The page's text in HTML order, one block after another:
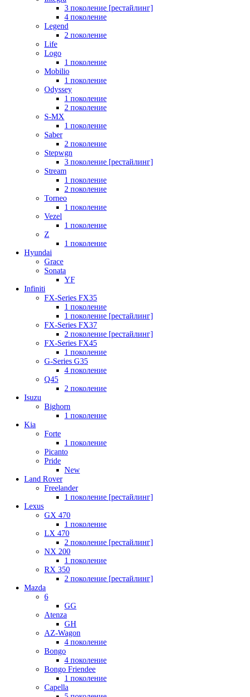
3 поколение [рестайлинг]
4 поколение
Legend
2 поколение
Life
Logo
1 поколение
Mobilio
1 поколение
Odyssey
1 поколение
2 поколение
S-MX
1 поколение
Saber
2 поколение
Stepwgn
3 поколение [рестайлинг]
Stream
1 поколение
2 поколение
Torneo
1 поколение
Vezel
1 поколение
Z
1 поколение
Hyundai
Grace
Sonata
YF
Infiniti
FX-Series FX35
1 поколение
1 поколение [рестайлинг]
FX-Series FX37
2 поколение [рестайлинг]
FX-Series FX45
1 поколение
G-Series G35
4 поколение
Q45
2 поколение
Isuzu
Bighorn
1 поколение
Kia
Forte
1 поколение
Picanto
Pride
New
Land Rover
Freelander
1 поколение [рестайлинг]
Lexus
GX 470
1 поколение
LX 470
2 поколение [рестайлинг]
NX 200
1 поколение
RX 350
2 поколение [рестайлинг]
Mazda
6
GG
Atenza
GH
AZ-Wagon
4 поколение
Bongo
4 поколение
Bongo Friendee
1 поколение
Capella